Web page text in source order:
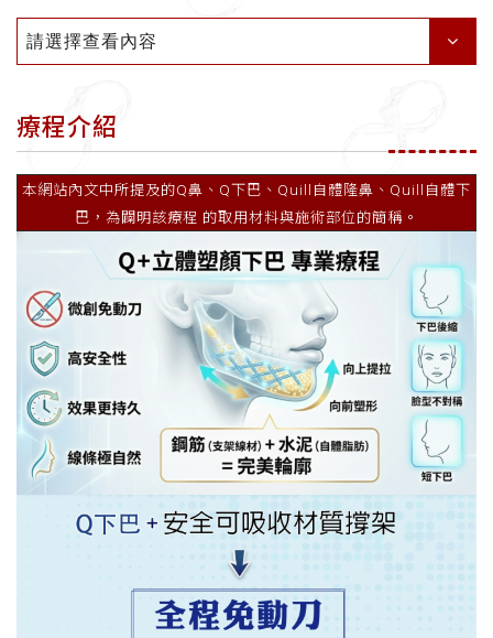
請選擇查看內容
療程介紹
本網站內文中所提及的Q鼻、Q下巴、Quill自體隆鼻、Quill自體下
巴，為闢明該療程 的取用材料與施術部位的簡稱。